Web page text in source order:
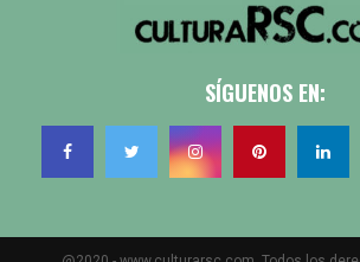
SÍGUENOS EN: